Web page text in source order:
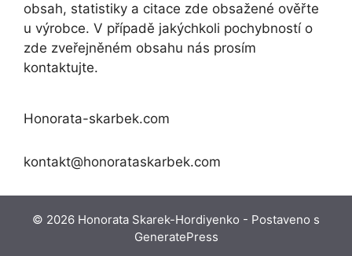
obsah, statistiky a citace zde obsažené ověřte
u výrobce. V případě jakýchkoli pochybností o
zde zveřejněném obsahu nás prosím
kontaktujte.
Honorata-skarbek.com
kontakt@honorataskarbek.com
© 2026 Honorata Skarek-Hordiyenko - Postaveno s
GeneratePress